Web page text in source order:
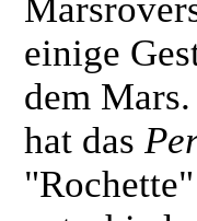
einige
dem
hat das